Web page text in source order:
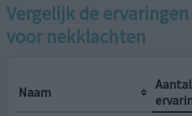
Vergelijk de
voor nekklachten
Naam
Aantal